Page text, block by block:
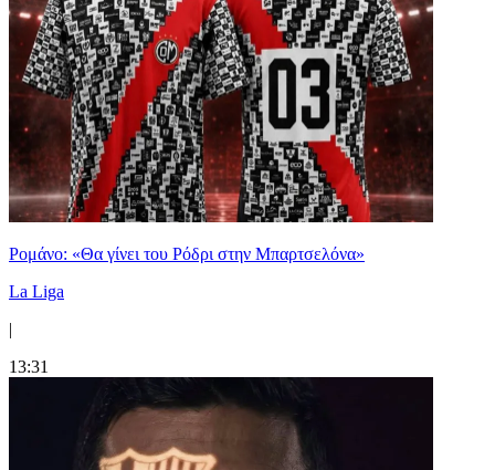
Ρομάνο: «Θα γίνει του Ρόδρι στην Μπαρτσελόνα»
La Liga
|
13:31